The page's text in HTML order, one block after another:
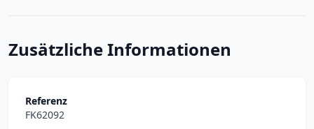
Zusätzliche Informationen
Referenz
FK62092